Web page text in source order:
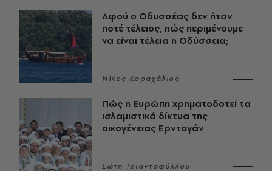
Αφού ο Οδυσσέας δεν ήταν
ποτέ τέλειος, πώς περιμένουμε
να είναι τέλεια η Οδύσσεια;
Νίκος Καραχάλιος
Πώς η Ευρώπη χρηματοδοτεί τα
ισλαμιστικά δίκτυα της
οικογένειας Ερντογάν
Σώτη Τριανταφύλλου